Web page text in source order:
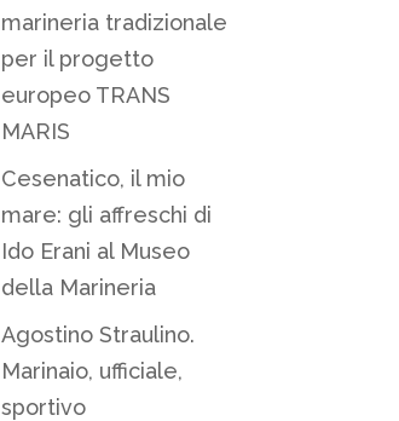
marineria tradizionale
per il progetto
europeo TRANS
MARIS
Cesenatico, il mio
mare: gli affreschi di
Ido Erani al Museo
della Marineria
Agostino Straulino.
Marinaio, ufficiale,
sportivo